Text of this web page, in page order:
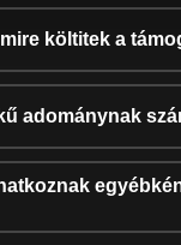
költitek a
adománynak